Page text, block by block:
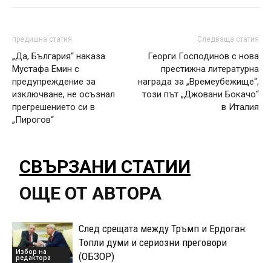
предишна статия
„Да, България“ наказа
Мустафа Емин с
предупреждение за
изключване, не осъзнал
прегрешението си в
„Пирогов“
Следваща статия
Георги Господинов с нова
престижна литературна
награда за „Времеубежище“,
този път „Джовани Бокачо“
в Италия
СВЪРЗАНИ СТАТИИ
ОЩЕ ОТ АВТОРА
Избор на
редактора
След срещата между Тръмп и Ердоган:
Топли думи и сериозни преговори
(ОБЗОР)